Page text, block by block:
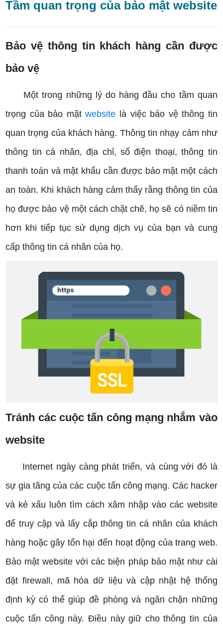
Tầm quan trọng của bảo mật website
Bảo vệ thông tin khách hàng cần được
bảo vệ
Một trong những lý do hàng đầu cho tầm quan
trọng của bảo mậtwebsite là việc bảo vệ thông tin
quan trọng của khách hàng. Thông tin nhạy cảm như
thông tin cá nhân, địa chỉ, số điện thoại, thông tin
thanh toán và mật khẩu cần được bảo mật một cách
an toàn. Khi khách hàng cảm thấy rằng thông tin của
họ được bảo vệ một cách chặt chẽ, họ sẽ có niềm tin
hơn khi tiếp tục sử dụng dịch vụ của bạn và cung
cấp thông tin cá nhân của họ.
Tránh các cuộc tấn công mạng nhắm vào
website
Internet ngày càng phát triển, và cùng với đó là
sự gia tăng của các cuộc tấn công mạng. Các hacker
và kẻ xấu luôn tìm cách xâm nhập vào các website
để truy cập và lấy cắp thông tin cá nhân của khách
hàng hoặc gây tổn hại đến hoạt động của trang web.
Bảo mật website với các biện pháp bảo mật như cài
đặt firewall, mã hóa dữ liệu và cập nhật hệ thống
định kỳ có thể giúp đề phòng và ngăn chặn những
cuộc tấn công này. Điều này giữ cho thông tin của